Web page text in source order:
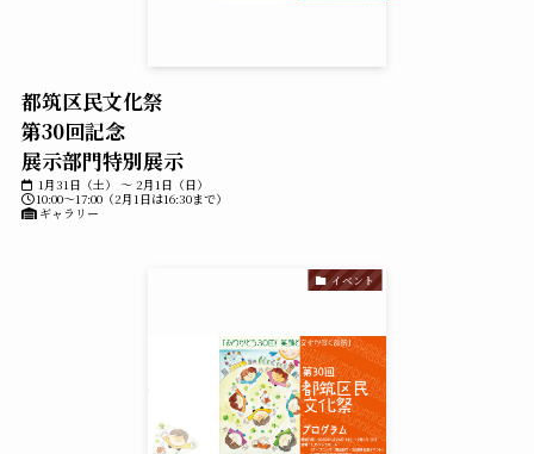
都筑区民文化祭
第30回記念
展示部門特別展示
1月31日（土） ～ 2月1日（日）
10:00～17:00（2月1日は16:30まで）
ギャラリー
イベント